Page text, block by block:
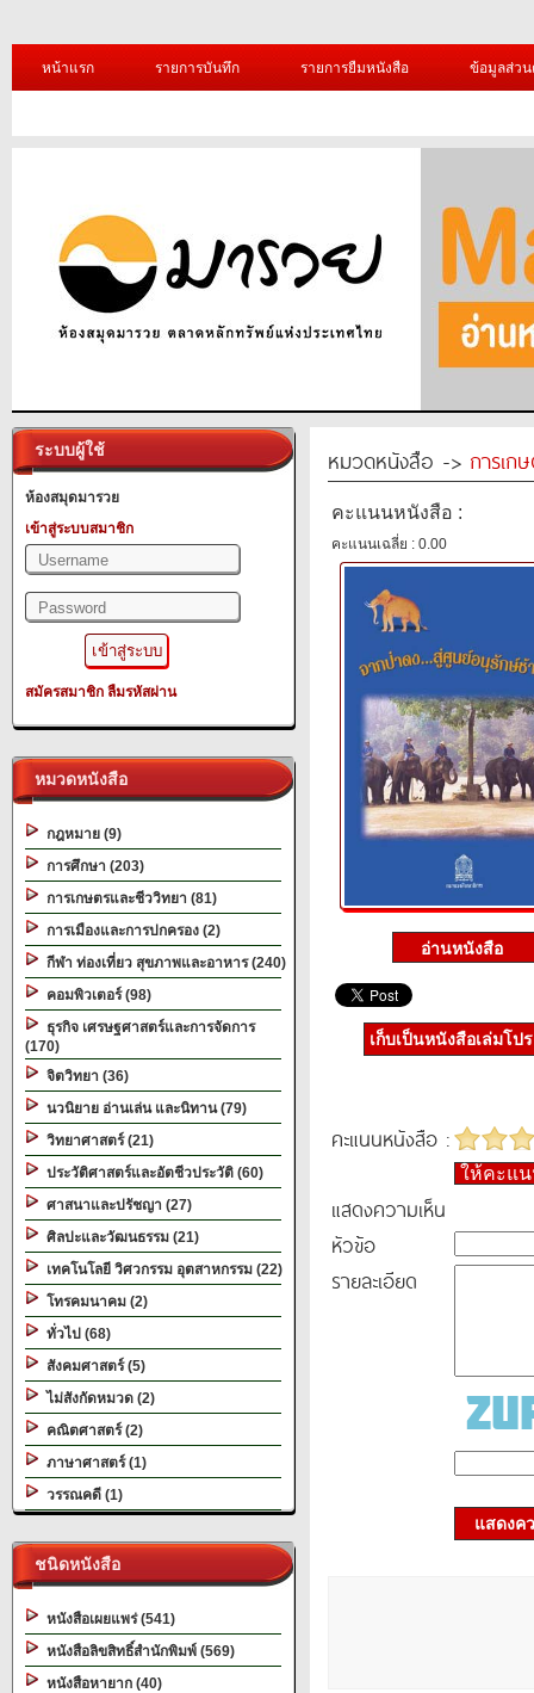
หน้าแรก รายการบันทึก รายการยืมหนังสือ ข้อมูลส่ว
ระบบผู้ใช้
ห้องสมุดมารวย
เข้าสู่ระบบสมาชิก
สมัครสมาชิก ลืมรหัสผ่าน
หมวดหนังสือ
กฎหมาย (9)
การศึกษา (203)
การเกษตรและชีววิทยา (81)
การเมืองและการปกครอง (2)
กีฬา ท่องเที่ยว สุขภาพและอาหาร (240)
คอมพิวเตอร์ (98)
ธุรกิจ เศรษฐศาสตร์และการจัดการ
(170)
จิตวิทยา (36)
นวนิยาย อ่านเล่น และนิทาน (79)
วิทยาศาสตร์ (21)
ประวัติศาสตร์และอัตชีวประวัติ (60)
ศาสนาและปรัชญา (27)
ศิลปะและวัฒนธรรม (21)
เทคโนโลยี วิศวกรรม อุตสาหกรรม (22)
โทรคมนาคม (2)
ทั่วไป (68)
สังคมศาสตร์ (5)
ไม่สังกัดหมวด (2)
คณิตศาสตร์ (2)
ภาษาศาสตร์ (1)
วรรณคดี (1)
ชนิดหนังสือ
หนังสือเผยแพร่ (541)
หนังสือลิขสิทธิ์สำนักพิมพ์ (569)
หนังสือหายาก (40)
หมวดหนังสือ -> การเก
คะแนนหนังสือ :
คะแนนเฉลี่ย : 0.00
เก็บเป็นหนังสือเล่มโป
คะแนนหนังสือ :
ให้คะแ
แสดงความเห็น
หัวข้อ
รายละเอียด
แสดงค